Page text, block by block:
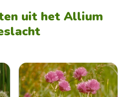
uit het Allium